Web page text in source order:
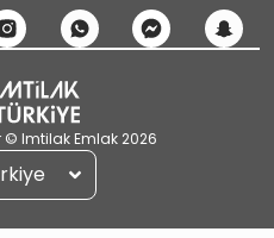
© Imtilak Emlak 2026